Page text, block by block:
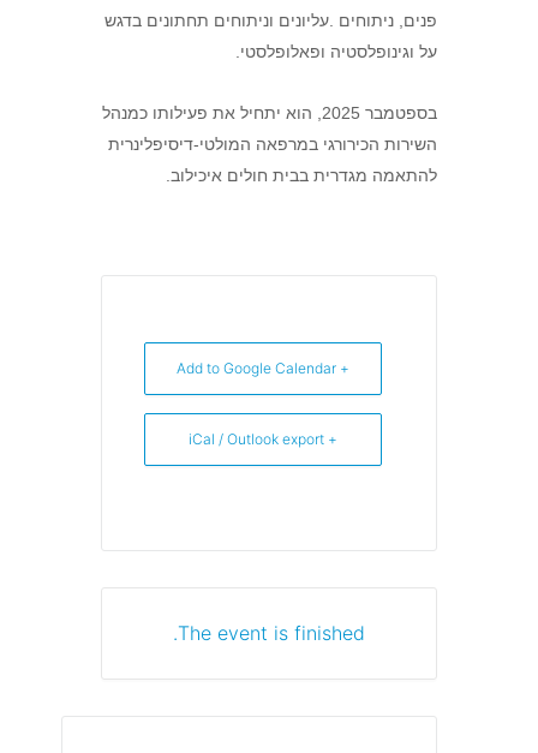
פנים, ניתוחים .עליונים וניתוחים תחתונים בדגש
על וגינופלסטיה ופאלופלסטי.
בספטמבר 2025, הוא יתחיל את פעילותו כמנהל
השירות הכירורגי במרפאה המולטי-דיסיפלינרית
להתאמה מגדרית בבית חולים איכילוב.
+ Add to Google Calendar
+ iCal / Outlook export
The event is finished.